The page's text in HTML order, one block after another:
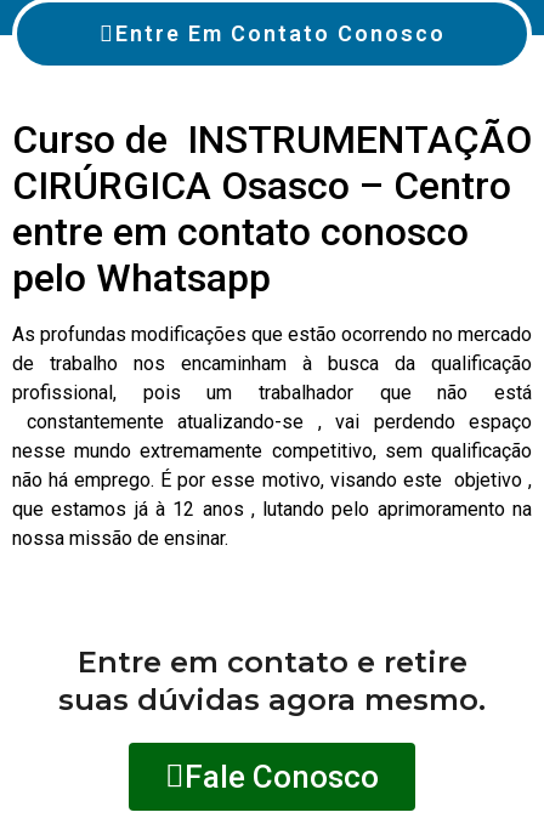
Entre Em Contato Conosco
Curso de INSTRUMENTAÇÃO
CIRÚRGICA Osasco – Centro
entre em contato conosco
pelo Whatsapp
As profundas modificações que estão ocorrendo no mercado
de trabalho nos encaminham à busca da qualificação
profissional, pois um trabalhador que não está
constantemente atualizando-se , vai perdendo espaço
nesse mundo extremamente competitivo, sem qualificação
não há emprego. É por esse motivo, visando este objetivo ,
que estamos já à 12 anos , lutando pelo aprimoramento na
nossa missão de ensinar.
Entre em contato e retire
suas dúvidas agora mesmo.
Fale Conosco